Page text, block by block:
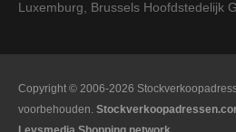
Luxemburg, Brussels Hoofdstedelijk
Copyright © 2006-2026
voorbehouden.